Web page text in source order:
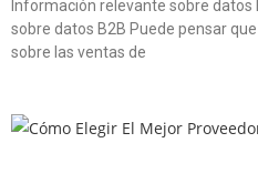
Información relevante sobre
sobre datos B2B Puede pensar
sobre las ventas de